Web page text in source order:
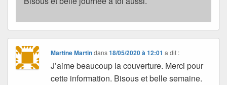
Martine Martindans18/05/2020 à 12:01 a dit :
J’aime beaucoup la couverture. Merci pour
cette information. Bisous et belle semaine.